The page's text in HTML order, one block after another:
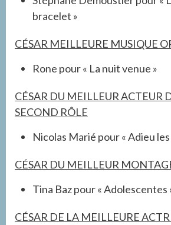
bracelet »
CÉSAR MEILLEURE MUSIQUE
Rone pour « La nuit venue »
CÉSAR DU MEILLEUR ACTEUR
SECOND RÔLE
Nicolas Marié pour « Adieu les
CÉSAR DU MEILLEUR
Tina Baz pour « Adolescentes
CÉSAR DE LA MEILLEURE